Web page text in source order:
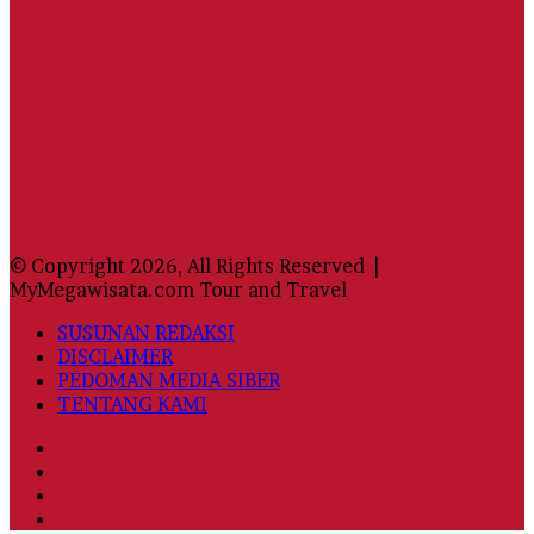
© Copyright 2026, All Rights Reserved |
MyMegawisata.com Tour and Travel
SUSUNAN REDAKSI
DISCLAIMER
PEDOMAN MEDIA SIBER
TENTANG KAMI